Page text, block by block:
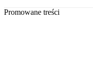
Promowane treści